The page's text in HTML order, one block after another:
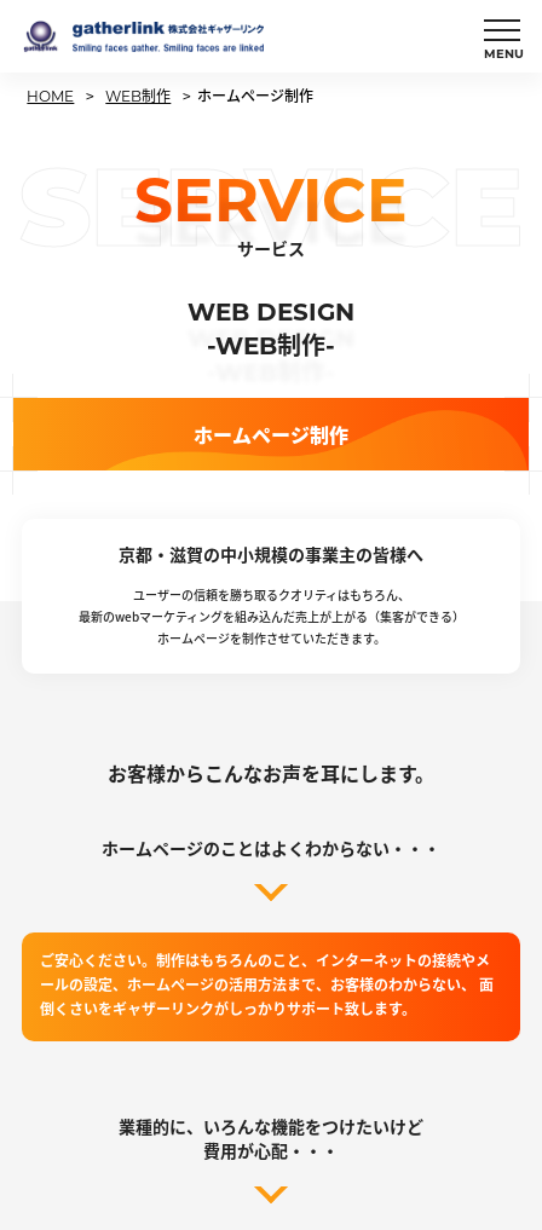
ンク
MENU
HOME > WEB制作 > ホームページ制作
SERVICE
SERVICE
サービス
WEB DESIGN
-WEB制作-
ホームページ制作
京都・滋賀の中小規模の事業主の皆様へ
ユーザーの信頼を勝ち取るクオリティはもちろん、
最新のwebマーケティングを組み込んだ売上が上がる（集客ができる）
ホームページを制作させていただきます。
お客様からこんなお声を耳にします。
ホームページのことはよくわからない・・・
ご安心ください。制作はもちろんのこと、インターネットの接続やメ
ールの設定、ホームページの活用方法まで、お客様のわからない、 面
倒くさいをギャザーリンクがしっかりサポート致します。
業種的に、いろんな機能をつけたいけど
費用が心配・・・